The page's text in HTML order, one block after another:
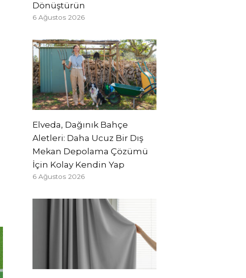
Dönüştürün
6 Ağustos 2026
Elveda, Dağınık Bahçe
Aletleri: Daha Ucuz Bir Dış
Mekan Depolama Çözümü
İçin Kolay Kendin Yap
6 Ağustos 2026